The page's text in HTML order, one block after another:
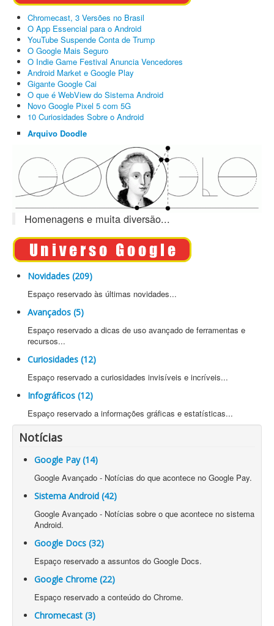
Chromecast, 3 Versões no Brasil
O App Essencial para o Android
YouTube Suspende Conta de Trump
O Google Mais Seguro
O Indie Game Festival Anuncia Vencedores
Android Market e Google Play
Gigante Google Cai
O que é WebView do Sistema Android
Novo Google Pixel 5 com 5G
10 Curiosidades Sobre o Android
Arquivo Doodle
Homenagens e muita diversão...
Novidades (209)
Espaço reservado às últimas novidades...
Avançados (5)
Espaço reservado a dicas de uso avançado de ferramentas e
recursos...
Curiosidades (12)
Espaço reservado a curiosidades invisíveis e incríveis...
Infográficos (12)
Espaço reservado a informações gráficas e estatísticas...
Notícias
Google Pay (14)
Google Avançado - Notícias do que acontece no Google Pay.
Sistema Android (42)
Google Avançado - Notícias sobre o que acontece no sistema
Android.
Google Docs (32)
Espaço reservado a assuntos do Google Docs.
Google Chrome (22)
Espaço reservado a conteúdo do Chrome.
Chromecast (3)